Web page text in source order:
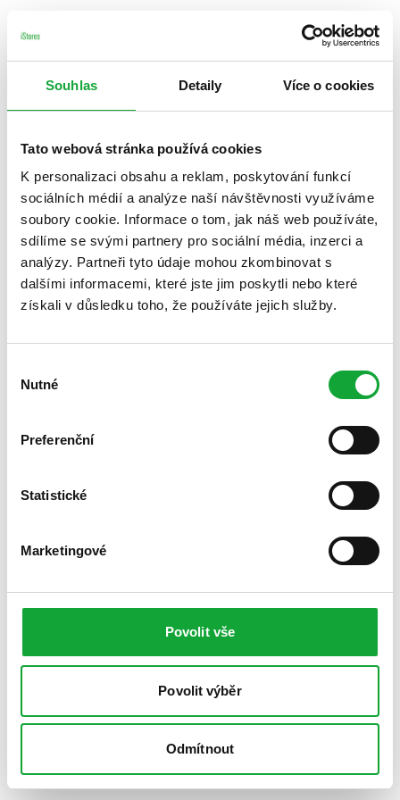
Souhlas Detaily Více o cookies
Tato webová stránka používá cookies
K personalizaci obsahu a reklam, poskytování funkcí
sociálních médií a analýze naší návštěvnosti využíváme
soubory cookie. Informace o tom, jak náš web používáte,
sdílíme se svými partnery pro sociální média, inzerci a
analýzy. Partneři tyto údaje mohou zkombinovat s
dalšími informacemi, které jste jim poskytli nebo které
získali v důsledku toho, že používáte jejich služby.
souhlasu
Nutné
Preferenční
Statistické
Marketingové
Povolit vše
Povolit výběr
Odmítnout